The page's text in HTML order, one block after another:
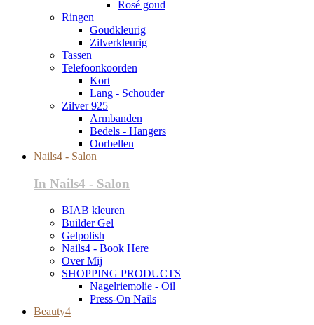
Rosé goud
Ringen
Goudkleurig
Zilverkleurig
Tassen
Telefoonkoorden
Kort
Lang - Schouder
Zilver 925
Armbanden
Bedels - Hangers
Oorbellen
Nails4 - Salon
In Nails4 - Salon
BIAB kleuren
Builder Gel
Gelpolish
Nails4 - Book Here
Over Mij
SHOPPING PRODUCTS
Nagelriemolie - Oil
Press-On Nails
Beauty4